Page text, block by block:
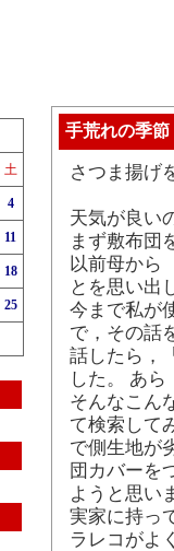
土
4
11
18
25
手荒れの季節
さつま揚げ
天気が良い
まず敷布団
以前母から
とを思い出
今まで私が
で，その話
話したら，
した。 あ
そんなこん
て検索して
で側生地が
団カバーを
ようと思い
実家に持っ
ラレコがよ